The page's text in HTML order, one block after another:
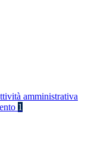
amministrativa
1